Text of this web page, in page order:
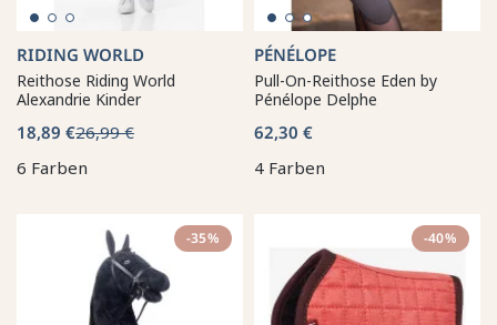
RIDING WORLD
Reithose Riding World
Alexandrie Kinder
18,89 €26,99 €
6 Farben
PÉNÉLOPE
Pull-On-Reithose Eden by
Pénélope Delphe
62,30 €
4 Farben
-35% -40%